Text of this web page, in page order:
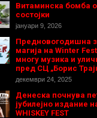
Витаминска бомба
состојки
јануари 9, 2026
Предновогодишнa
магија на Winter
многу музика и
пред СЦ „Борис
декември 24, 2025
Денеска почнува
јубилејно издание
WHISKEY FEST